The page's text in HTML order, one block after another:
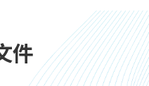
件